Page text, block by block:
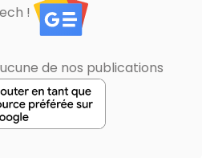
!
de nos publications